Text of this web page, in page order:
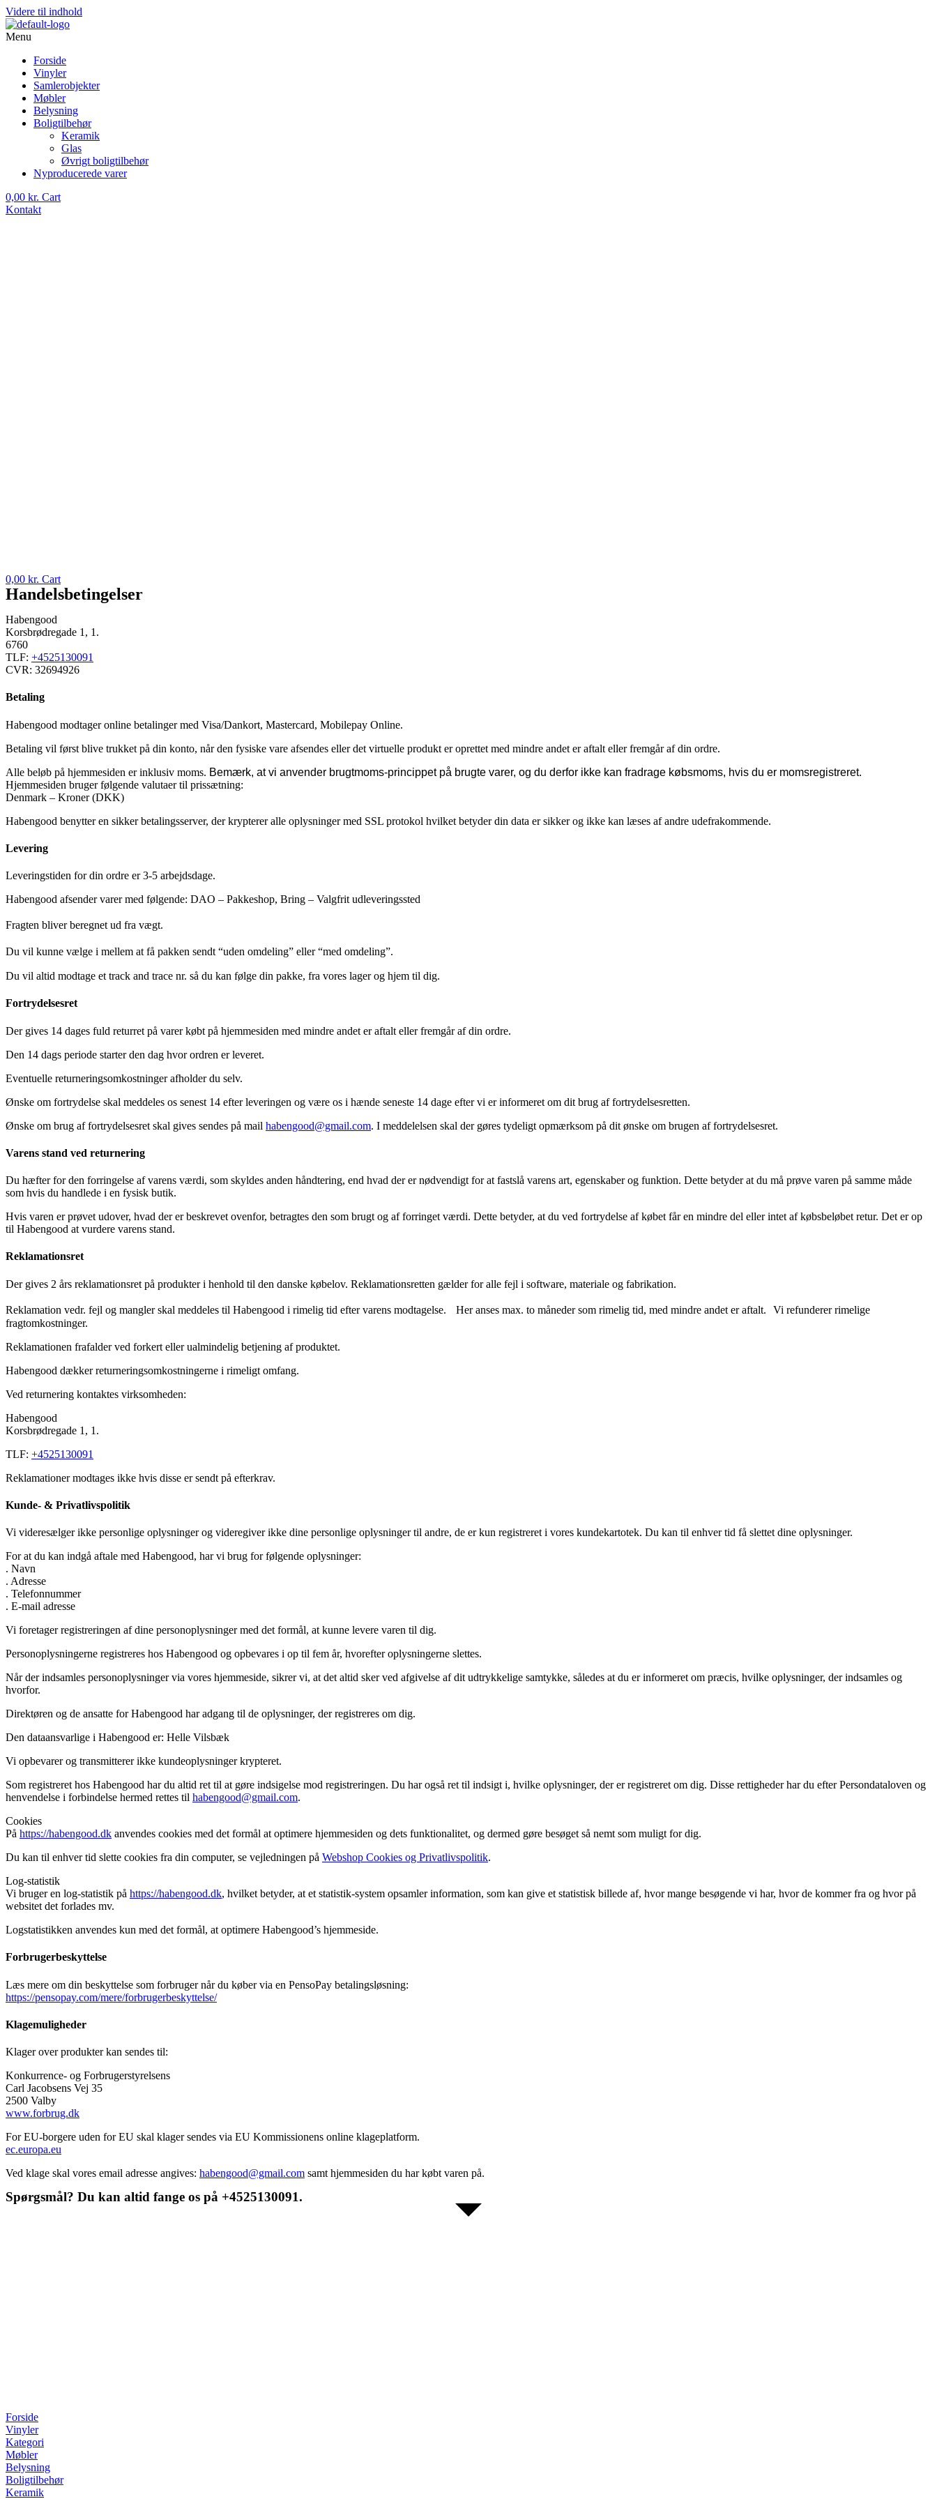
Videre til indhold
Menu
Forside
Vinyler
Samlerobjekter
Møbler
Belysning
Boligtilbehør
Keramik
Glas
Øvrigt boligtilbehør
Nyproducerede varer
0,00 kr. Cart
Kontakt
0,00 kr. Cart
Handelsbetingelser
Habengood
Korsbrødregade 1, 1.
6760
TLF: +4525130091
CVR: 32694926
Betaling
Habengood modtager online betalinger med Visa/Dankort, Mastercard, Mobilepay Online.
Betaling vil først blive trukket på din konto, når den fysiske vare afsendes eller det virtuelle produkt er oprettet med mindre andet er aftalt eller fremgår af din ordre.
Alle beløb på hjemmesiden er inklusiv moms. Bemærk, at vi anvender brugtmoms-princippet på brugte varer, og du derfor ikke kan fradrage købsmoms, hvis du er momsregistreret.
Hjemmesiden bruger følgende valutaer til prissætning:
Denmark – Kroner (DKK)
Habengood benytter en sikker betalingsserver, der krypterer alle oplysninger med SSL protokol hvilket betyder din data er sikker og ikke kan læses af andre udefrakommende.
Levering
Leveringstiden for din ordre er 3-5 arbejdsdage.
Habengood afsender varer med følgende: DAO – Pakkeshop, Bring – Valgfrit udleveringssted
Fragten bliver beregnet ud fra vægt.
Du vil kunne vælge i mellem at få pakken sendt “uden omdeling” eller “med omdeling”.
Du vil altid modtage et track and trace nr. så du kan følge din pakke, fra vores lager og hjem til dig.
Fortrydelsesret
Der gives 14 dages fuld returret på varer købt på hjemmesiden med mindre andet er aftalt eller fremgår af din ordre.
Den 14 dags periode starter den dag hvor ordren er leveret.
Eventuelle returneringsomkostninger afholder du selv.
Ønske om fortrydelse skal meddeles os senest 14 efter leveringen og være os i hænde seneste 14 dage efter vi er informeret om dit brug af fortrydelsesretten.
Ønske om brug af fortrydelsesret skal gives sendes på mail habengood@gmail.com. I meddelelsen skal der gøres tydeligt opmærksom på dit ønske om brugen af fortrydelsesret.
Varens stand ved returnering
Du hæfter for den forringelse af varens værdi, som skyldes anden håndtering, end hvad der er nødvendigt for at fastslå varens art, egenskaber og funktion. Dette betyder at du må prøve varen på samme måde
som hvis du handlede i en fysisk butik.
Hvis varen er prøvet udover, hvad der er beskrevet ovenfor, betragtes den som brugt og af forringet værdi. Dette betyder, at du ved fortrydelse af købet får en mindre del eller intet af købsbeløbet retur. Det er op
til Habengood at vurdere varens stand.
Reklamationsret
Der gives 2 års reklamationsret på produkter i henhold til den danske købelov. Reklamationsretten gælder for alle fejl i software, materiale og fabrikation.
Reklamation vedr. fejl og mangler skal meddeles til Habengood i rimelig tid efter varens modtagelse. Her anses max. to måneder som rimelig tid, med mindre andet er aftalt. Vi refunderer rimelige
fragtomkostninger.
Reklamationen frafalder ved forkert eller ualmindelig betjening af produktet.
Habengood dækker returneringsomkostningerne i rimeligt omfang.
Ved returnering kontaktes virksomheden:
Habengood
Korsbrødregade 1, 1.
TLF: +4525130091
Reklamationer modtages ikke hvis disse er sendt på efterkrav.
Kunde- & Privatlivspolitik
Vi videresælger ikke personlige oplysninger og videregiver ikke dine personlige oplysninger til andre, de er kun registreret i vores kundekartotek. Du kan til enhver tid få slettet dine oplysninger.
For at du kan indgå aftale med Habengood, har vi brug for følgende oplysninger:
. Navn
. Adresse
. Telefonnummer
. E-mail adresse
Vi foretager registreringen af dine personoplysninger med det formål, at kunne levere varen til dig.
Personoplysningerne registreres hos Habengood og opbevares i op til fem år, hvorefter oplysningerne slettes.
Når der indsamles personoplysninger via vores hjemmeside, sikrer vi, at det altid sker ved afgivelse af dit udtrykkelige samtykke, således at du er informeret om præcis, hvilke oplysninger, der indsamles og
hvorfor.
Direktøren og de ansatte for Habengood har adgang til de oplysninger, der registreres om dig.
Den dataansvarlige i Habengood er: Helle Vilsbæk
Vi opbevarer og transmitterer ikke kundeoplysninger krypteret.
Som registreret hos Habengood har du altid ret til at gøre indsigelse mod registreringen. Du har også ret til indsigt i, hvilke oplysninger, der er registreret om dig. Disse rettigheder har du efter Persondataloven og
henvendelse i forbindelse hermed rettes til habengood@gmail.com.
Cookies
På https://habengood.dk anvendes cookies med det formål at optimere hjemmesiden og dets funktionalitet, og dermed gøre besøget så nemt som muligt for dig.
Du kan til enhver tid slette cookies fra din computer, se vejledningen på Webshop Cookies og Privatlivspolitik.
Log-statistik
Vi bruger en log-statistik på https://habengood.dk, hvilket betyder, at et statistik-system opsamler information, som kan give et statistisk billede af, hvor mange besøgende vi har, hvor de kommer fra og hvor på
websitet det forlades mv.
Logstatistikken anvendes kun med det formål, at optimere Habengood’s hjemmeside.
Forbrugerbeskyttelse
Læs mere om din beskyttelse som forbruger når du køber via en PensoPay betalingsløsning:
https://pensopay.com/mere/forbrugerbeskyttelse/
Klagemuligheder
Klager over produkter kan sendes til:
Konkurrence- og Forbrugerstyrelsens
Carl Jacobsens Vej 35
2500 Valby
www.forbrug.dk
For EU-borgere uden for EU skal klager sendes via EU Kommissionens online klageplatform.
ec.europa.eu
Ved klage skal vores email adresse angives: habengood@gmail.com samt hjemmesiden du har købt varen på.
Spørgsmål? Du kan altid fange os på +4525130091.
Forside
Vinyler
Kategori
Møbler
Belysning
Boligtilbehør
Keramik